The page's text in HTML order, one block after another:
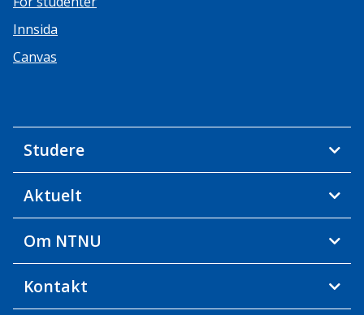
Innsida
Canvas
Studere
Aktuelt
Om NTNU
Kontakt